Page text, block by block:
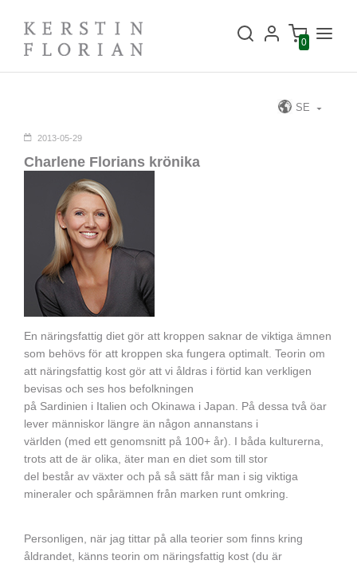
0
SE
2013-05-29
Charlene Florians krönika
En näringsfattig diet gör att kroppen saknar de viktiga ämnen
som behövs för att kroppen ska fungera optimalt. Teorin om
att näringsfattig kost gör att vi åldras i förtid kan verkligen
bevisas och ses hos befolkningen
på Sardinien i Italien och Okinawa i Japan. På dessa två öar
lever människor längre än någon annanstans i
världen (med ett genomsnitt på 100+ år). I båda kulturerna,
trots att de är olika, äter man en diet som till stor
del består av växter och på så sätt får man i sig viktiga
mineraler och spårämnen från marken runt omkring.
Personligen, när jag tittar på alla teorier som finns kring
åldrandet, känns teorin om näringsfattig kost (du är